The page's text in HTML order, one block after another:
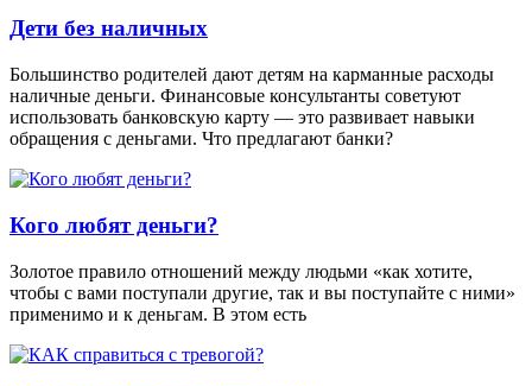
Дети без наличных
Большинство родителей дают детям на карманные расходы
наличные деньги. Финансовые консультанты советуют
использовать банковскую карту — это развивает навыки
обращения с деньгами. Что предлагают банки?
Кого любят деньги?
Золотое правило отношений между людьми «как хотите,
чтобы с вами поступали другие, так и вы поступайте с ними»
применимо и к деньгам. В этом есть